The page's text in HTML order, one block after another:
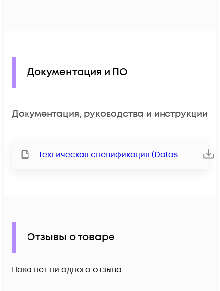
Документация и ПО
Документация, руководства и инструкции
Техническая спецификация (Datasheet)
Отзывы о товаре
Пока нет ни одного отзыва